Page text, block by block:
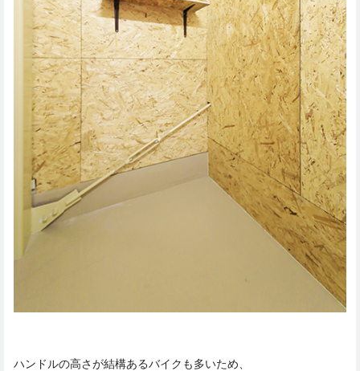
ハンドルの高さが結構あるバイクも多いため、